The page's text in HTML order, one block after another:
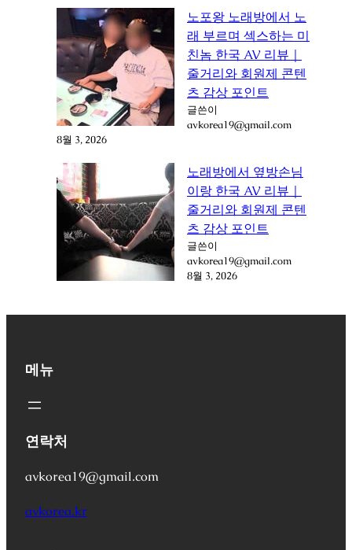
노포왕 노래방에서 노
래 부르며 섹스하는 미
친놈 한국 AV 리뷰｜
줄거리와 회원제 콘텐
츠 감상 포인트
글쓴이
avkorea19@gmail.com
8월 3, 2026
노래방에서 옆방손님
이랑 한국 AV 리뷰｜
줄거리와 회원제 콘텐
츠 감상 포인트
글쓴이
avkorea19@gmail.com
8월 3, 2026
메뉴
연락처
avkorea19@gmail.com
avkorea.kr